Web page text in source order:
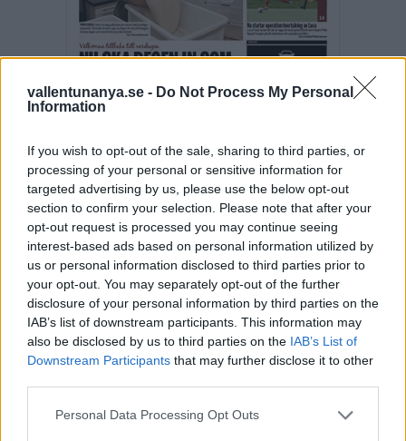
vallentunanya.se - Do Not Process My Personal
Information
If you wish to opt-out of the sale, sharing to third parties, or
processing of your personal or sensitive information for
targeted advertising by us, please use the below opt-out
section to confirm your selection. Please note that after your
opt-out request is processed you may continue seeing
interest-based ads based on personal information utilized by
us or personal information disclosed to third parties prior to
your opt-out. You may separately opt-out of the further
disclosure of your personal information by third parties on the
IAB’s list of downstream participants. This information may
also be disclosed by us to third parties on the IAB’s List of
Downstream Participants that may further disclose it to other
Personal Data Processing Opt Outs
Fler E-tidningar
SENASTE I REPORTAGE
REPORTAGE 2026-08-06 KL. 08:37
Emma Tryti öppnar upp ateljén för keramikkurser
REPORTAGE
Anders passion för surdeg blev hemmabageri